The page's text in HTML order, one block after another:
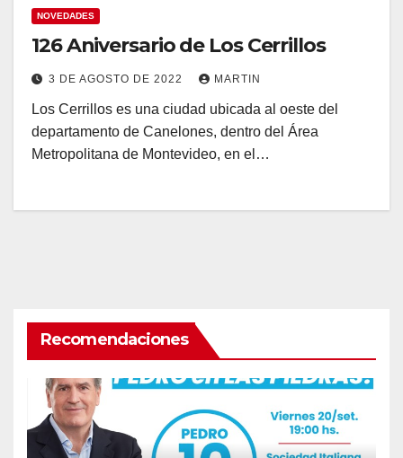
NOVEDADES
126 Aniversario de Los Cerrillos
3 DE AGOSTO DE 2022 MARTIN
Los Cerrillos es una ciudad ubicada al oeste del
departamento de Canelones, dentro del Área
Metropolitana de Montevideo, en el…
Recomendaciones